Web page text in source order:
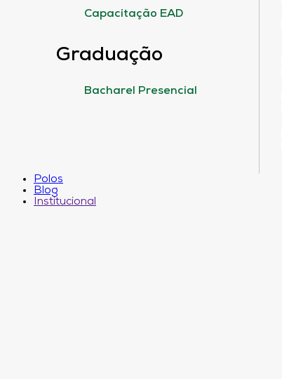
Capacitação EAD
Graduação
Bacharel Presencial
Polos
Blog
Institucional